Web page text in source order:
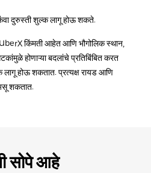
दुरुस्ती शुल्क लागू होऊ शकते.
किंमती आहेत आणि भौगोलिक स्थान,
होणाऱ्या बदलांचे प्रतिबिंबित करत
लागू होऊ शकतात. प्रत्यक्ष रायड आणि
असू शकतात.
सोपे आहे